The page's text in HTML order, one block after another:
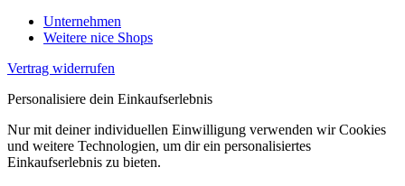
Unternehmen
Weitere nice Shops
Vertrag widerrufen
Personalisiere dein Einkaufserlebnis
Nur mit deiner individuellen Einwilligung verwenden wir Cookies
und weitere Technologien, um dir ein personalisiertes
Einkaufserlebnis zu bieten.